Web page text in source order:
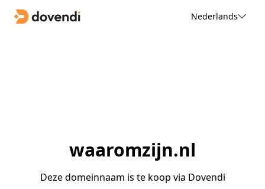
Nederlands
waaromzijn.nl
Deze domeinnaam is te koop via Dovendi